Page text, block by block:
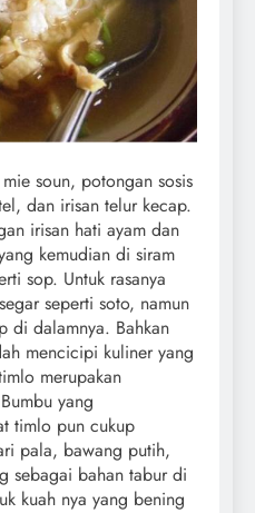
soun, potongan sosis
dan irisan telur kecap.
irisan hati ayam dan
kemudian di siram
sop. Untuk rasanya
seperti soto, namun
di dalamnya. Bahkan
mencicipi kuliner yang
merupakan
yang
timlo pun cukup
pala, bawang putih,
sebagai bahan tabur di
kuah nya yang bening